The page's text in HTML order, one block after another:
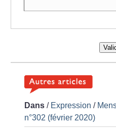
Dans / Expression /
n°302 (février 2020)